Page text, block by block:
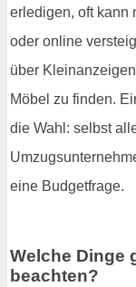
erledigen, oft kann
oder online
über
Möbel zu finden.
die Wahl: selbst
eine Budgetfrage.
Welche Dinge
beachten?